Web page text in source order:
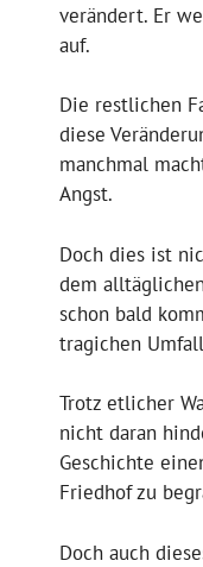
verändert. Er
auf.
Die restlichen
diese
manchmal
Angst.
Doch dies ist
dem
schon bald
tragichen
Trotz etlicher
nicht daran
Geschichte
Friedhof zu
Doch auch